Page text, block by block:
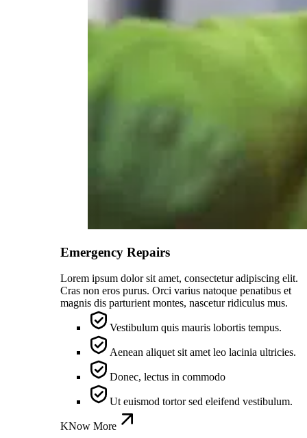
Emergency Repairs
Lorem ipsum dolor sit amet, consectetur adipiscing elit.
Cras non eros purus. Orci varius natoque penatibus et
magnis dis parturient montes, nascetur ridiculus mus.
Vestibulum quis mauris lobortis tempus.
Aenean aliquet sit amet leo lacinia ultricies.
Donec, lectus in commodo
Ut euismod tortor sed eleifend vestibulum.
KNow More